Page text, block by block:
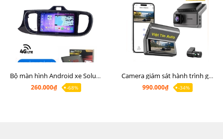
Bộ màn hình Android xe Soluto, mặt dưỡng lắp màn hình Soluto kèm rắc zin
260.000₫
-68%
Camera giám sát hành trình ghi hình 2 mắt Q8 Pro độ phân giải 2K +1080P
990.000₫
-34%